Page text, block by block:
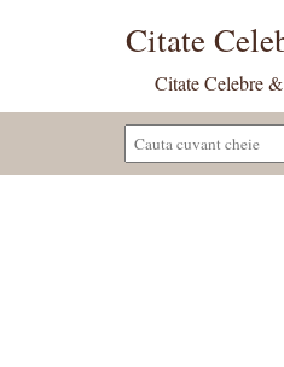
Citate
Citate Celebre